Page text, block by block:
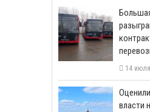
14
власти